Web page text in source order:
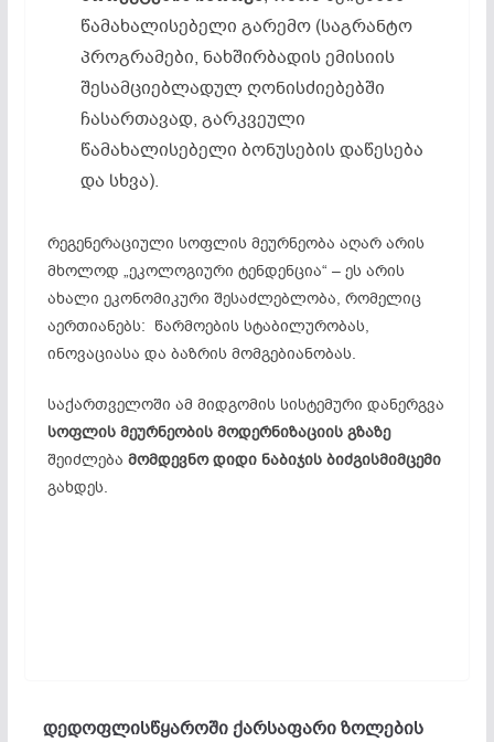
წამახალისებელი გარემო (საგრანტო
პროგრამები, ნახშირბადის ემისიის
შესამციებლადულ ღონისძიებებში
ჩასართავად, გარკვეული
წამახალისებელი ბონუსების დაწესება
და სხვა).
რეგენერაციული სოფლის მეურნეობა აღარ არის
მხოლოდ „ეკოლოგიური ტენდენცია“ – ეს არის
ახალი ეკონომიკური შესაძლებლობა, რომელიც
აერთიანებს: წარმოების სტაბილურობას,
ინოვაციასა და ბაზრის მომგებიანობას.
საქართველოში ამ მიდგომის სისტემური დანერგვა
სოფლის მეურნეობის მოდერნიზაციის გზაზე
შეიძლება მომდევნო დიდი ნაბიჯის ბიძგისმიმცემი
გახდეს.
დედოფლისწყაროში ქარსაფარი ზოლების